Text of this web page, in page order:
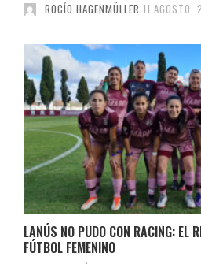
ROCÍO HAGENMÜLLER 11 AGOSTO,
LANÚS NO PUDO CON RACING: EL
FÚTBOL FEMENINO